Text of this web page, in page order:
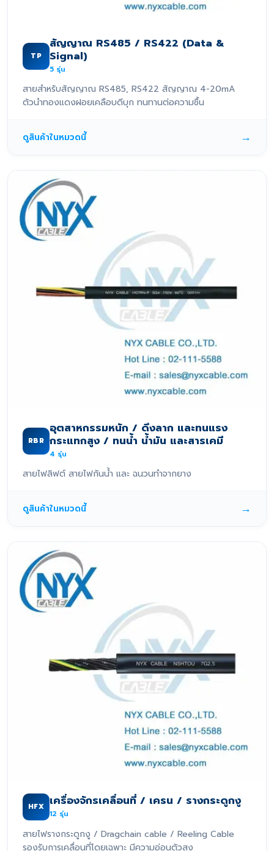
TP
สัญญาณ RS485 / RS422 (Data &
Signal)
5 รุ่น
สายสำหรับสัญญาณ RS485, RS422 สัญญาณ 4-20mA
ตัวนำทองแดงฝอยเคลือบดีบุก ทนทานต่อความชื้น
ดูสินค้าในหมวดนี้ →
RBR
อุตสาหกรรมหนัก / ดึงลาก และทนแรง
กระแทกสูง / ทนน้ำ น้ำมัน และสารเคมี
4 รุ่น
สายไฟลิฟต์ สายไฟกันน้ำ และ ฉนวนทำจากยาง
ดูสินค้าในหมวดนี้ →
HFX เครื่องจักรเคลื่อนที่ / เครน / รางกระดูกงู
12 รุ่น
สายไฟรางกระดูกงู / Dragchain cable / Reeling Cable
รองรับการเคลื่อนที่โดยเฉพาะ มีความอ่อนตัวสูง